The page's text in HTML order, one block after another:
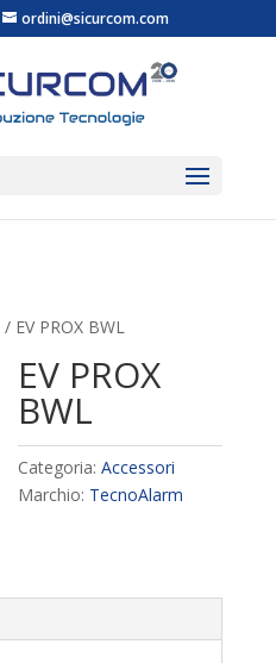
ordini@sicurcom.com
/ EV PROX BWL
EV PROX
BWL
Categoria:Accessori
Marchio: TecnoAlarm